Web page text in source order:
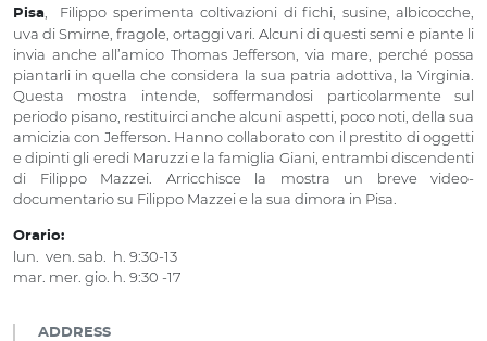
Pisa
, Filippo sperimenta coltivazioni di fichi, susine, albicocche,
uva di Smirne, fragole, ortaggi vari. Alcuni di questi semi e piante li
invia anche all’amico Thomas Jefferson, via mare, perché possa
piantarli in quella che considera la sua patria adottiva, la Virginia.
Questa mostra intende, soffermandosi particolarmente sul
periodo pisano, restituirci anche alcuni aspetti, poco noti, della sua
amicizia con Jefferson. Hanno collaborato con il prestito di oggetti
e dipinti gli eredi Maruzzi e la famiglia Giani, entrambi discendenti
di Filippo Mazzei. Arricchisce la mostra un breve video-
documentario su Filippo Mazzei e la sua dimora in Pisa.
Orario:
lun. ven. sab. h. 9:30-13
mar. mer. gio. h. 9:30 -17
ADDRESS